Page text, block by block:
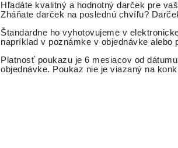
Hľadáte kvalitný a hodnotný darček pre
Zháňate darček na poslednú chvíľu?
Štandardne ho vyhotovujeme v
napríklad v poznámke v objednávke alebo
Platnosť poukazu je 6 mesiacov od
objednávke. Poukaz nie je viazaný na